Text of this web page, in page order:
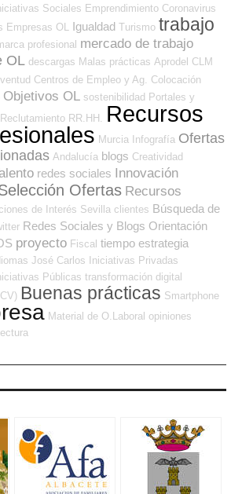
Sociales Emprendimiento Coronavirus
Empresas OL Igualdad Turismo trabajo
profesional mercado de trabajo
OL descargas Malas prácticas Aprodel CLM
Centros de Empleo y Ag. Colocación
Objetivos OL sostenibilidad Portales y
Reclutamiento RR.HH. Recursos
Murcia Infografía Ofertas
Andalucía blogs Creatividad
redes sociales Innovación
Ofertas Recursos
de Interés Sevilla clientes Búsqueda de
Redes Sociales y Blogs Orientación
proyecto Fiscal tiempo estrategia
José Carlos
Iniciativas Privadas
Públicas transformación digital
Buenas prácticas Smartphone
Material de O.Laboral opiniones